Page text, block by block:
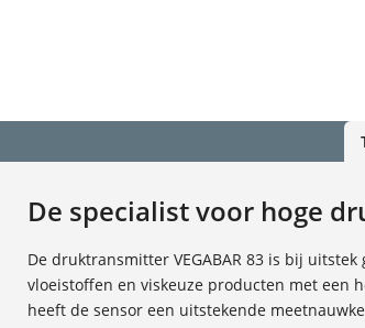
De specialist voor hoge
De druktransmitter VEGABAR 83 is bij
vloeistoffen en viskeuze producten met een
heeft de sensor een uitstekende